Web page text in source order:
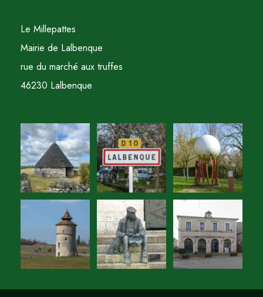
Le Millepattes
Mairie de Lalbenque
rue du marché aux truffes
46230 Lalbenque